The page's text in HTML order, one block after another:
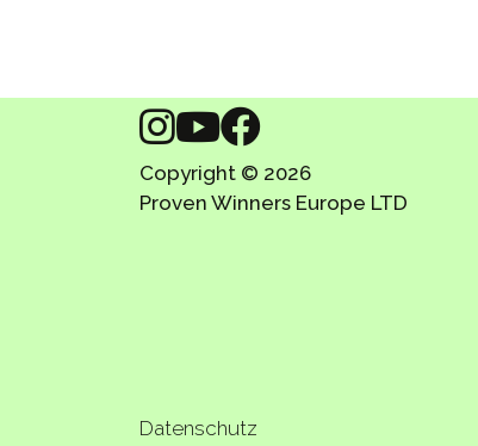
Copyright © 2026
Proven Winners Europe LTD
Datenschutz